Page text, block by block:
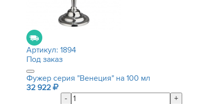
Артикул: 1894
Под заказ
Фужер серия "Венеция" на 100 мл
32 922
-
+